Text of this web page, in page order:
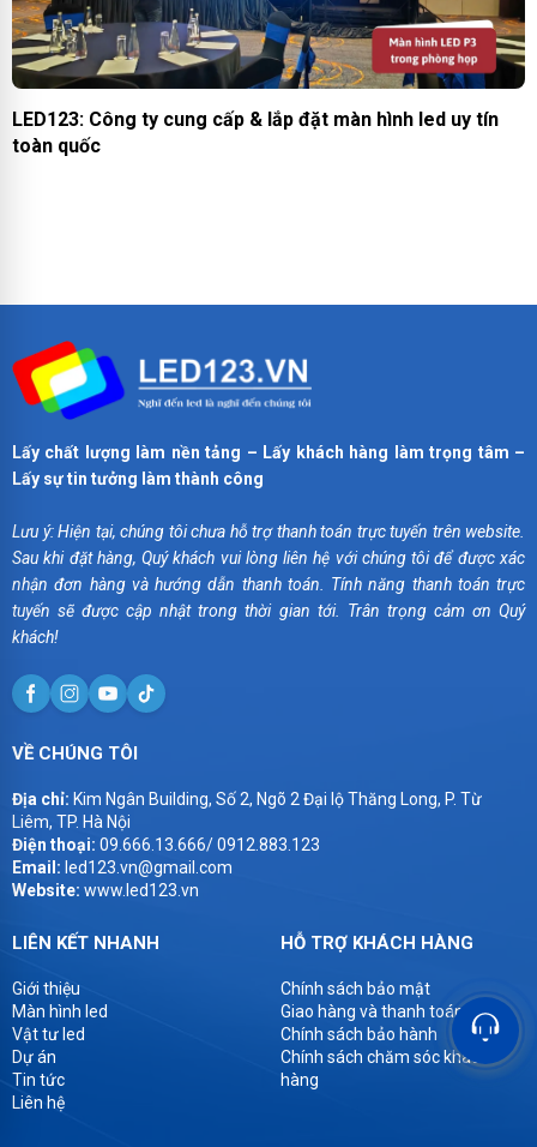
LED123: Công ty cung cấp & lắp đặt màn hình led uy tín
toàn quốc
Lấy chất lượng làm nền tảng – Lấy khách hàng làm trọng tâm –
Lấy sự tin tưởng làm thành công
Lưu ý: Hiện tại, chúng tôi chưa hỗ trợ thanh toán trực tuyến trên website.
Sau khi đặt hàng, Quý khách vui lòng liên hệ với chúng tôi để được xác
nhận đơn hàng và hướng dẫn thanh toán. Tính năng thanh toán trực
tuyến sẽ được cập nhật trong thời gian tới. Trân trọng cảm ơn Quý
khách!
VỀ CHÚNG TÔI
Địa chỉ: Kim Ngân Building, Số 2, Ngõ 2 Đại lộ Thăng Long, P. Từ
Liêm, TP. Hà Nội
Điện thoại: 09.666.13.666/ 0912.883.123
Email: led123.vn@gmail.com
Website: www.led123.vn
LIÊN KẾT NHANH
Giới thiệu
Màn hình led
Vật tư led
Dự án
Tin tức
Liên hệ
HỖ TRỢ KHÁCH HÀNG
Chính sách bảo mật
Giao hàng và thanh toán
Chính sách bảo hành
Chính sách chăm sóc khách
hàng